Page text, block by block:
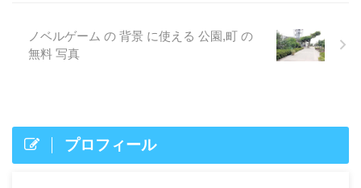
ノベルゲーム の 背景 に使える 公園,町 の
無料 写真
プロフィール